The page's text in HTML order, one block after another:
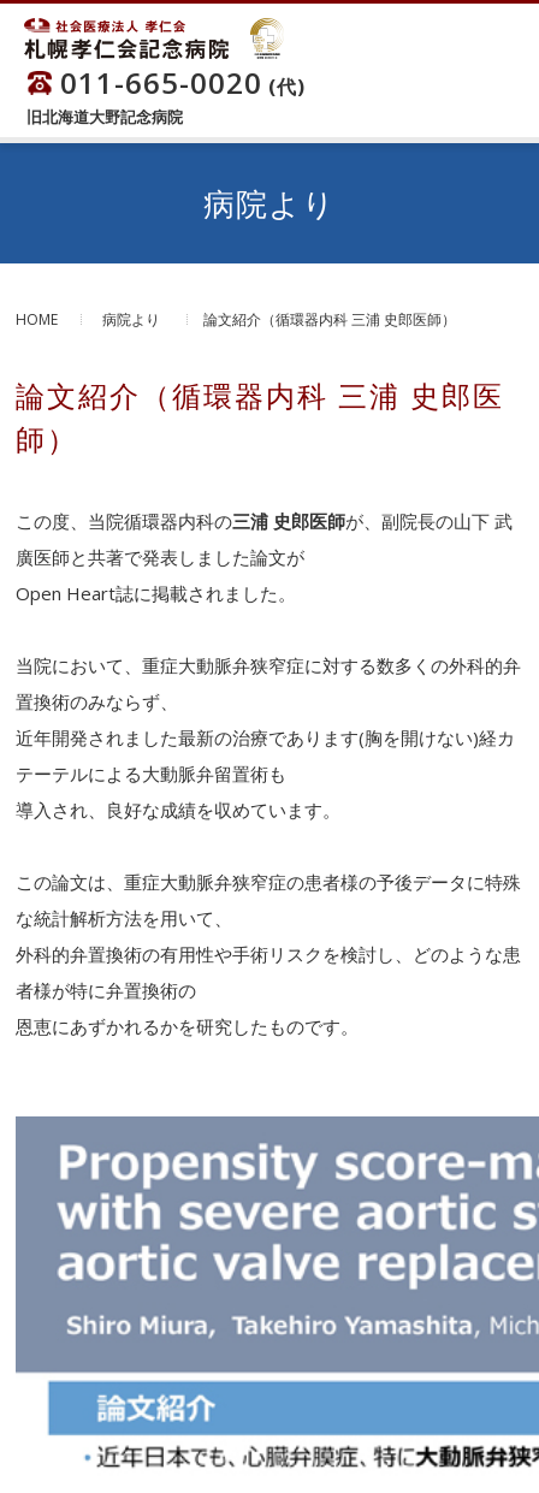
011-665-0020 (代)
旧北海道大野記念病院
病院より
HOME 病院より 論文紹介（循環器内科 三浦 史郎医師）
論文紹介（循環器内科 三浦 史郎医
師）
この度、当院循環器内科の三浦 史郎医師が、副院長の山下 武
廣医師と共著で発表しました論文が
Open Heart誌に掲載されました。
当院において、重症大動脈弁狭窄症に対する数多くの外科的弁
置換術のみならず、
近年開発されました最新の治療であります(胸を開けない)経カ
テーテルによる大動脈弁留置術も
導入され、良好な成績を収めています。
この論文は、重症大動脈弁狭窄症の患者様の予後データに特殊
な統計解析方法を用いて、
外科的弁置換術の有用性や手術リスクを検討し、どのような患
者様が特に弁置換術の
恩恵にあずかれるかを研究したものです。